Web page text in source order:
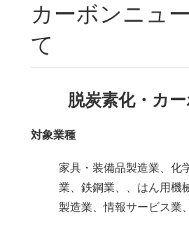
カーボンニュートラル 支援専門家派遣事業につい
て
脱炭素化・カ
対象業種
家具・装備品製造業、化
業、鉄鋼業、、はん用機
製造業、情報サービス業